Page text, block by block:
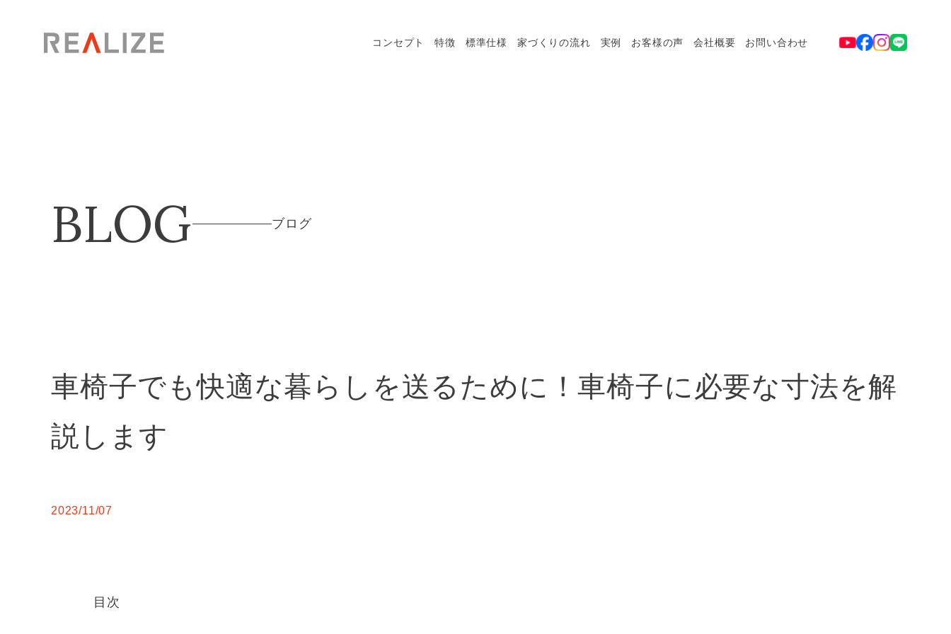
コンセプト 特徴 標準仕様 家づくりの流れ 実例 お客様の声 会社概要 お問い合わせ
BLOG ブログ
車椅子でも快適な暮らしを送るために！車椅子に必要な寸法を解
説します
2023/11/07
目次